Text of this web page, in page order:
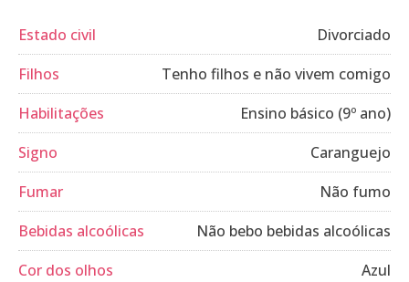
Estado civil
Divorciado
Filhos
Tenho filhos e não vivem comigo
Habilitações
Ensino básico (9º ano)
Signo
Caranguejo
Fumar
Não fumo
Bebidas alcoólicas
Não bebo bebidas alcoólicas
Cor dos olhos
Azul